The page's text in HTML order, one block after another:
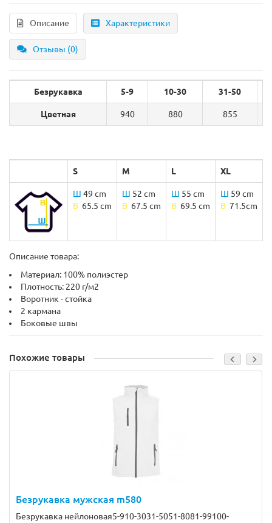
Описание Характеристики
Отзывы (0)
Безрукавка 5-9 10-30 31-50
Цветная 940 880 855
S M L XL
Ш 49 cm
B 65.5 cm
Ш 52 cm
B 67.5 cm
Ш 55 cm
B 69.5 cm
Ш 59 cm
B 71.5cm
Описание товара:
Материал: 100% полиэстер
Плотность: 220 г/м2
Воротник - стойка
2 кармана
Боковые швы
Похожие товары
Безрукавка мужская m580
Безрукавка нейлоновая5-910-3031-5051-8081-99100-